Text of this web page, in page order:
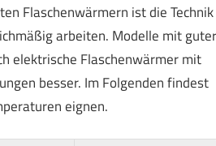
Flaschenwärmern ist die Technik
arbeiten. Modelle mit guter
elektrische Flaschenwärmer mit
besser. Im Folgenden findest
eignen.